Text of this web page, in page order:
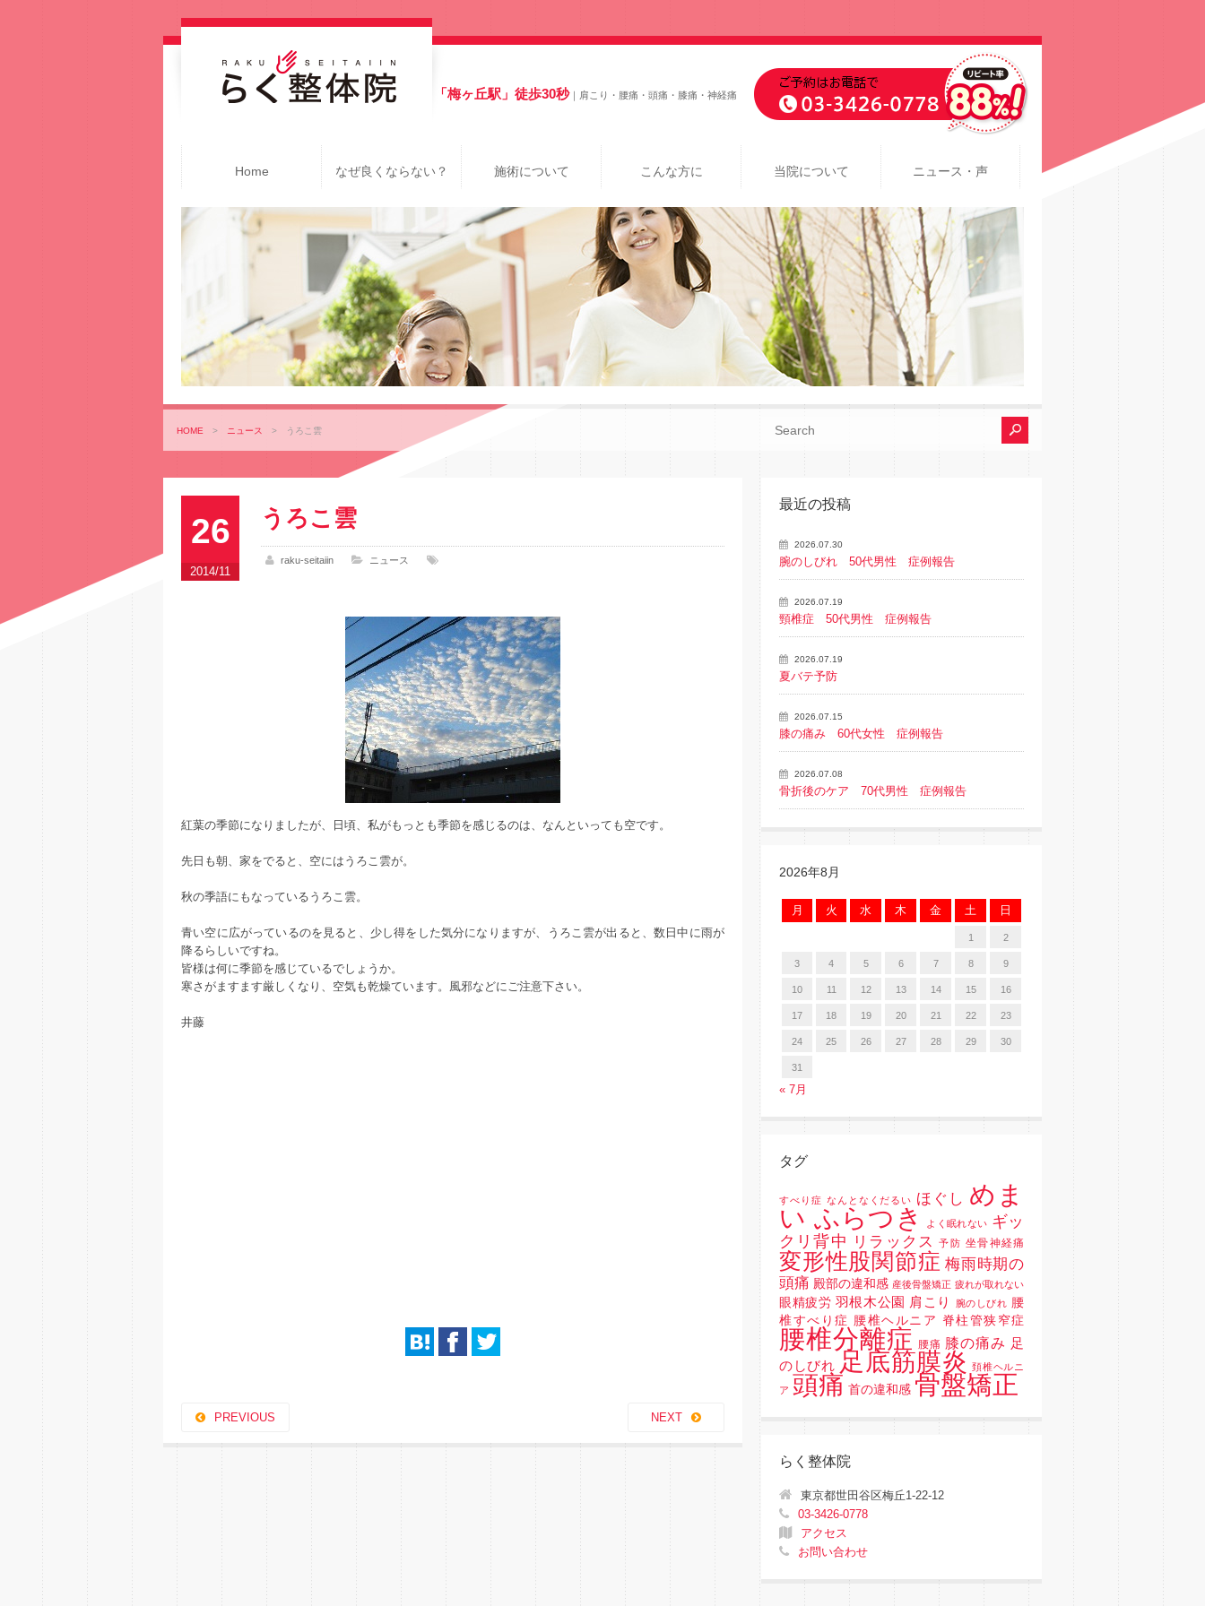
「梅ヶ丘駅」徒歩30秒｜肩こり・腰痛・頭痛・膝痛・神経痛
Home なぜ良くならない？ 施術について こんな方に 当院について ニュース・声
HOME > ニュース > うろこ雲
26
2014/11
うろこ雲
raku-seitaiin ニュース
紅葉の季節になりましたが、日頃、私がもっとも季節を感じるのは、なんといっても空です。
先日も朝、家をでると、空にはうろこ雲が。
秋の季語にもなっているうろこ雲。
青い空に広がっているのを見ると、少し得をした気分になりますが、うろこ雲が出ると、数日中に雨が
降るらしいですね。
皆様は何に季節を感じているでしょうか。
寒さがますます厳しくなり、空気も乾燥ています。風邪などにご注意下さい。
井藤
PREVIOUS NEXT
最近の投稿
2026.07.30
腕のしびれ 50代男性 症例報告
2026.07.19
頸椎症 50代男性 症例報告
2026.07.19
夏バテ予防
2026.07.15
膝の痛み 60代女性 症例報告
2026.07.08
骨折後のケア 70代男性 症例報告
2026年8月
月 火 水 木 金 土 日
1 2
3 4 5 6 7 8 9
10 11 12 13 14 15 16
17 18 19 20 21 22 23
24 25 26 27 28 29 30
31
« 7月
タグ
すべり症 なんとなくだるい ほぐし めま
い ふらつき
よく眠れない ギッ
クリ背中
リラックス 予防 坐骨神経痛
変形性股関節症 梅雨時期の
頭痛 殿部の違和感 産後骨盤矯正 疲れが取れない
眼精疲労 羽根木公園 肩こり 腕のしびれ 腰
椎すべり症 腰椎ヘルニア 脊柱管狭窄症
腰椎分離症 腰痛 膝の痛み 足
のしびれ 足底筋膜炎 頚椎ヘルニ
ア 頭痛 首の違和感 骨盤矯正
らく整体院
東京都世田谷区梅丘1-22-12
03-3426-0778
アクセス
お問い合わせ